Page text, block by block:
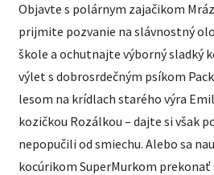
Objavte s polárnym zajačikom
prijmite pozvanie na slávnostný
škole a ochutnajte výborný sladký
výlet s dobrosrdečným psíkom
lesom na krídlach starého výra
kozičkou Rozálkou – dajte si však
nepopučili od smiechu. Alebo sa
kocúrikom SuperMurkom prekonať